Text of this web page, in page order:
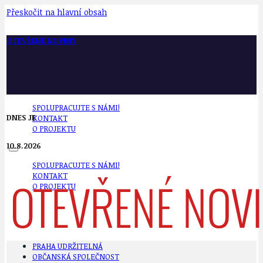
Přeskočit na hlavní obsah
OTEVŘENÉ NOVINY
SPOLUPRACUJTE S NÁMI!
KONTAKT
O PROJEKTU
SPOLUPRACUJTE S NÁMI!
KONTAKT
O PROJEKTU
DNES JE
10.8.2026
PRAHA UDRŽITELNÁ
OBČANSKÁ SPOLEČNOST